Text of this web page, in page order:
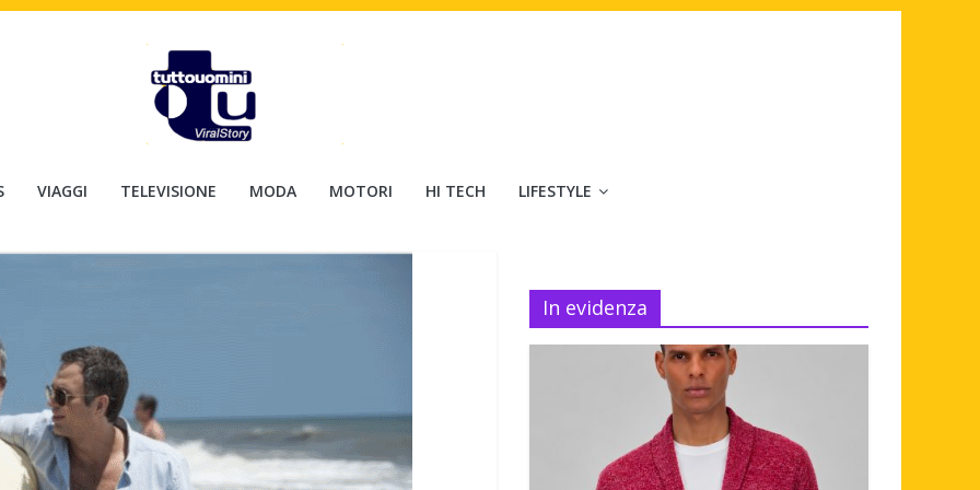
VIAGGI TELEVISIONE MODA MOTORI HI TECH LIFESTYLE
In evidenza